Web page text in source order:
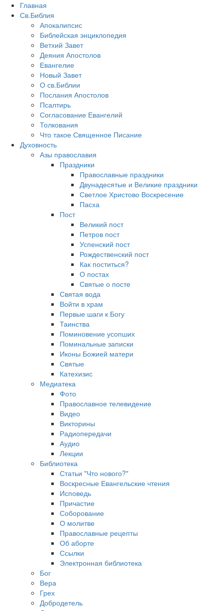
Главная
Св.Библия
Апокалипсис
Библейская энциклопедия
Ветхий Завет
Деяния Апостолов
Евангелие
Новый Завет
О св.Библии
Послания Апостолов
Псалтирь
Согласование Евангелий
Толкования
Что такое Священное Писание
Духовность
Азы православия
Праздники
Православные праздники
Двунадесятые и Великие праздники
Светлое Христово Воскресение
Пасха
Пост
Великий пост
Петров пост
Успенский пост
Рождественский пост
Как поститься?
О постах
Святые о посте
Святая вода
Войти в храм
Первые шаги к Богу
Таинства
Поминовение усопших
Поминальные записки
Иконы Божией матери
Святые
Катехизис
Медиатека
Фото
Православное телевидение
Видео
Викторины
Радиопередачи
Аудио
Лекции
Библиотека
Статьи "Что нового?"
Воскресные Евангельские чтения
Исповедь
Причастие
Соборование
О молитве
Православные рецепты
Об аборте
Ссылки
Электронная библиотека
Бог
Вера
Грех
Добродетель